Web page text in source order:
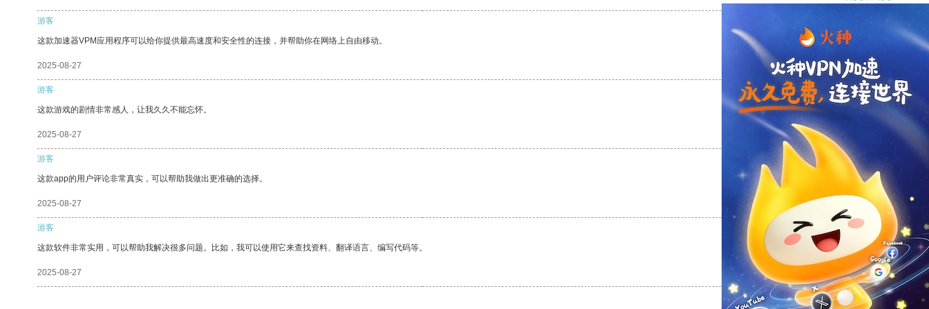
游客
这款加速器VPM应用程序可以给你提供最高速度和安全性的连接，并帮助你在网络上自由移动。
2025-08-27 支持[0] 反对
游客
这款游戏的剧情非常感人，让我久久不能忘怀。
2025-08-27 支持
游客
这款app的用户评论非常真实，可以帮助我做出更准确的选择。
2025-08-27 反对 [0]
游客
这款软件非常实用，可以帮助我解决很多问题。比如，我可以使用它来查找资料、翻译语言、编写代码等。
2025-08-27 支持[0] 反对[0]